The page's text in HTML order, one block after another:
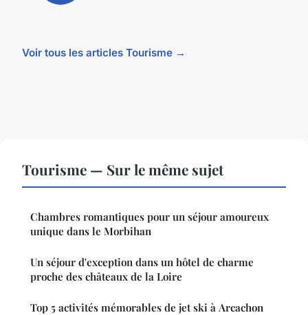
Voir tous les articles Tourisme →
Tourisme — Sur le même sujet
Chambres romantiques pour un séjour amoureux
unique dans le Morbihan
Un séjour d'exception dans un hôtel de charme
proche des châteaux de la Loire
Top 5 activités mémorables de jet ski à Arcachon